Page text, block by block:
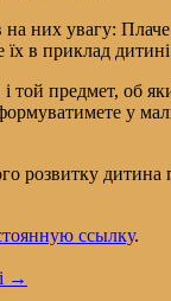
них увагу:
їх в приклад
той предмет, об
у
дитина
ссылку.
→